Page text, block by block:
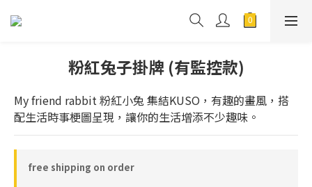
粉紅兔子掛牌 (有監控款)
My friend rabbit 粉紅小兔 集結KUSO，有趣的畫風，搭
配生活時事梗圖呈現，讓你的生活增添不少趣味。
free shipping on order